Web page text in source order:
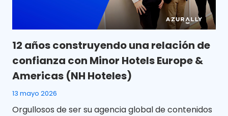
12 años construyendo una relación de
confianza con Minor Hotels Europe &
Americas (NH Hoteles)
13 mayo 2026
Orgullosos de ser su agencia global de contenidos